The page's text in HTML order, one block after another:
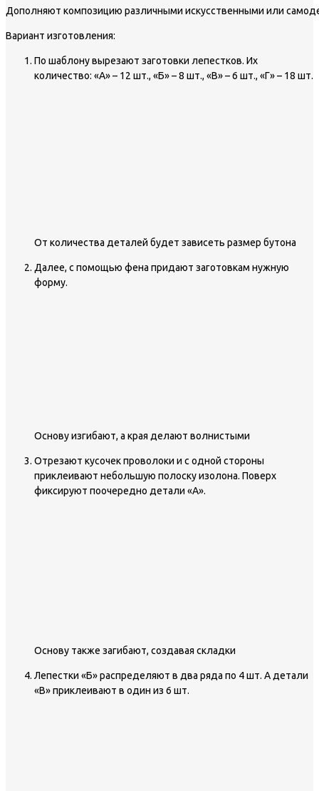
Дополняют композицию различными искусственными или
Вариант изготовления:
По шаблону вырезают заготовки лепестков. Их
количество: «А» – 12 шт., «Б» – 8 шт., «В» – 6 шт., «Г» – 18 шт.
От количества деталей будет зависеть размер бутона
Далее, с помощью фена придают заготовкам нужную
форму.
Основу изгибают, а края делают волнистыми
Отрезают кусочек проволоки и с одной стороны
приклеивают небольшую полоску изолона. Поверх
фиксируют поочередно детали «А».
Основу также загибают, создавая складки
Лепестки «Б» распределяют в два ряда по 4 шт. А детали
«В» приклеивают в один из 6 шт.